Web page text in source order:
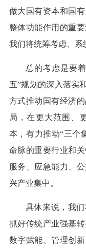
做大国有资本和国
整体功能作用的重
我们将统筹考虑、系
总的考虑是要
五”规划的深入落实
方式推动国有经济
局，在更大范围、
本，有力推动“三个
命脉的重要行业和
服务、应急能力、
兴产业集中。
具体来说，我
抓好传统产业强基
数字赋能、管理创